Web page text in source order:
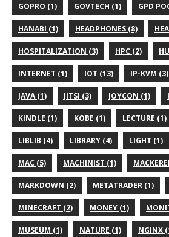
GOPRO (1) GOVTECH (1) GPD
HANABI (1) HEADPHONES (8)
HOSPITALIZATION (3) HPC (2)
INTERNET (1) IOT (13) IP-KVM (3)
JAVA (1) JITSI (3) JOYCON (1)
KINDLE (1) KOBE (1) LECTURE (1)
LIBLIB (4) LIBRARY (4) LIGHT (1)
MAC (5) MACHINIST (1)
MARKDOWN (2) METATRADER (1)
MINECRAFT (2) MONEY (1)
MUSEUM (1) NATURE (1) NGINX